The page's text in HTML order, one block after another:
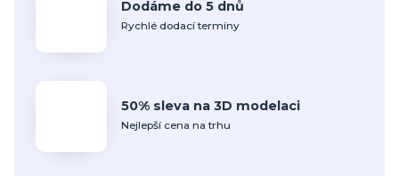
Dodáme do 5 dnů
Rychlé dodací termíny
50% sleva na 3D modelaci
Nejlepší cena na trhu